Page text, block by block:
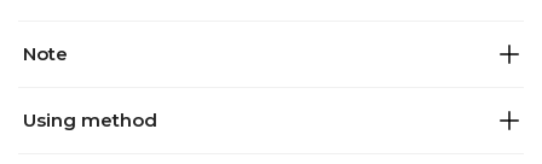
Note
Using method